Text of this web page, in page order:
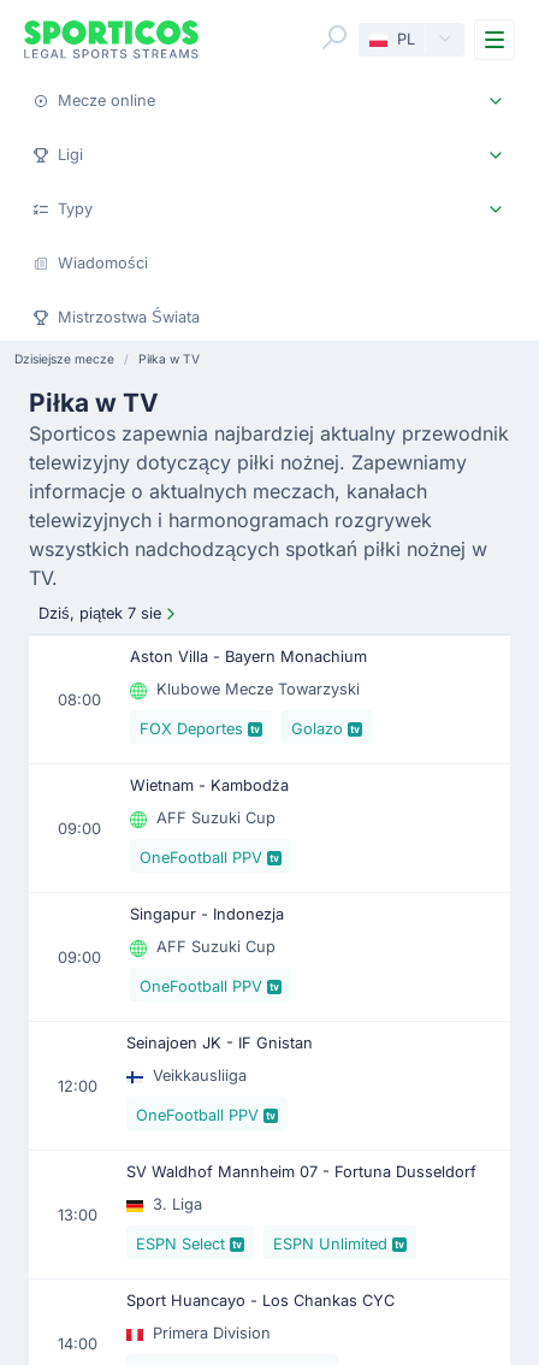
PL
Mecze online
Ligi
Typy
Wiadomości
Mistrzostwa Świata
Dzisiejsze mecze Piłka w TV
Piłka w TV
Sporticos zapewnia najbardziej aktualny przewodnik
telewizyjny dotyczący piłki nożnej. Zapewniamy
informacje o aktualnych meczach, kanałach
telewizyjnych i harmonogramach rozgrywek
wszystkich nadchodzących spotkań piłki nożnej w
TV.
Dziś, piątek 7 sie
08:00
Aston Villa - Bayern Monachium
Klubowe Mecze Towarzyski
FOX Deportes Golazo
09:00
Wietnam - Kambodża
AFF Suzuki Cup
OneFootball PPV
09:00
Singapur - Indonezja
AFF Suzuki Cup
OneFootball PPV
12:00
Seinajoen JK - IF Gnistan
Veikkausliiga
OneFootball PPV
13:00
SV Waldhof Mannheim 07 - Fortuna Dusseldorf
3. Liga
ESPN Select ESPN Unlimited
14:00
Sport Huancayo - Los Chankas CYC
Primera Division